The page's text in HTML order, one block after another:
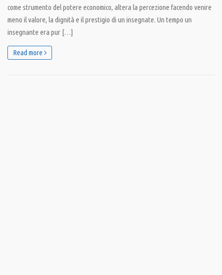
come strumento del potere economico, altera la percezione facendo venire
meno il valore, la dignità e il prestigio di un insegnate. Un tempo un
insegnante era pur […]
Read more